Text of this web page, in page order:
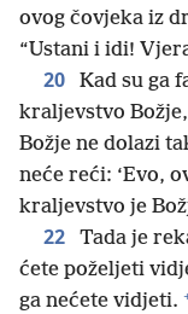
ovog čovjeka iz
“Ustani i idi!
20
Kad su ga
kraljevstvo Božje,
Božje ne dolazi
neće reći: ‘Evo,
kraljevstvo je
22
Tada je
ćete poželjeti
ga nećete vidjeti.